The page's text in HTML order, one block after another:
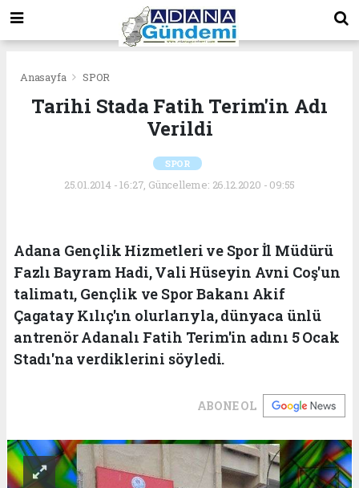
Anasayfa SPOR
Tarihi Stada Fatih Terim'in Adı
Verildi
SPOR
25.01.2014 - 16:27, Güncelleme: 26.12.2020 - 09:55
Adana Gençlik Hizmetleri ve Spor İl Müdürü
Fazlı Bayram Hadi, Vali Hüseyin Avni Coş'un
talimatı, Gençlik ve Spor Bakanı Akif
Çagatay Kılıç'ın olurlarıyla, dünyaca ünlü
antrenör Adanalı Fatih Terim'in adını 5 Ocak
Stadı'na verdiklerini söyledi.
ABONE OL